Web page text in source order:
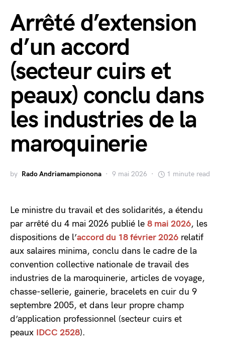
Arrêté d’extension
d’un accord
(secteur cuirs et
peaux) conclu dans
les industries de la
maroquinerie
by Rado Andriamampionona 9 mai 2026 1 minute read
Le ministre du travail et des solidarités, a étendu
par arrêté du 4 mai 2026 publié le 8 mai 2026, les
dispositions de l’accord du 18 février 2026 relatif
aux salaires minima, conclu dans le cadre de la
convention collective nationale de travail des
industries de la maroquinerie, articles de voyage,
chasse-sellerie, gainerie, bracelets en cuir du 9
septembre 2005, et dans leur propre champ
d’application professionnel (secteur cuirs et
peaux IDCC 2528).